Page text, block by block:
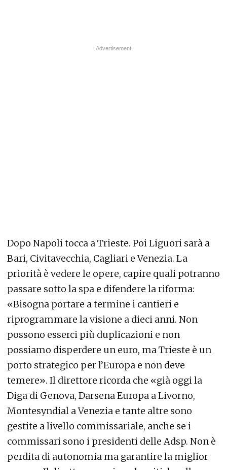
Dopo Napoli tocca a Trieste. Poi Liguori sarà a
Bari, Civitavecchia, Cagliari e Venezia. La
priorità è vedere le opere, capire quali potranno
passare sotto la spa e difendere la riforma:
«Bisogna portare a termine i cantieri e
riprogrammare la visione a dieci anni. Non
possono esserci più duplicazioni e non
possiamo disperdere un euro, ma Trieste è un
porto strategico per l’Europa e non deve
temere». Il direttore ricorda che «già oggi la
Diga di Genova, Darsena Europa a Livorno,
Montesyndial a Venezia e tante altre sono
gestite a livello commissariale, anche se i
commissari sono i presidenti delle Adsp. Non è
perdita di autonomia ma garantire la miglior